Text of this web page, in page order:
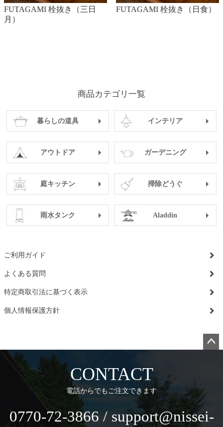
FUTAGAMI 栓抜き（三日
月）
FUTAGAMI 栓抜き（日食）
商品カテゴリ一覧
暮らしの道具 インテリア
アウトドア ガーデニング
庭キッチン 掃除どうぐ
雨水タンク Aladdin
ご利用ガイド
よくある質問
特定商取引法に基づく表示
個人情報保護方針
へ
CONTACT
電話からでもご注文できます
0770-72-3866 / support@nissei-